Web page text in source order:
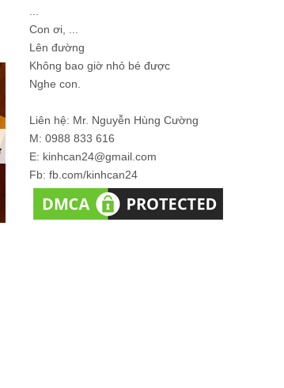
Con ơi, ...
Lên đường
Không bao giờ nhỏ bé được
Nghe con.
Liên hệ: Mr. Nguyễn Hùng Cường
M: 0988 833 616
E: kinhcan24@gmail.com
Fb: fb.com/kinhcan24